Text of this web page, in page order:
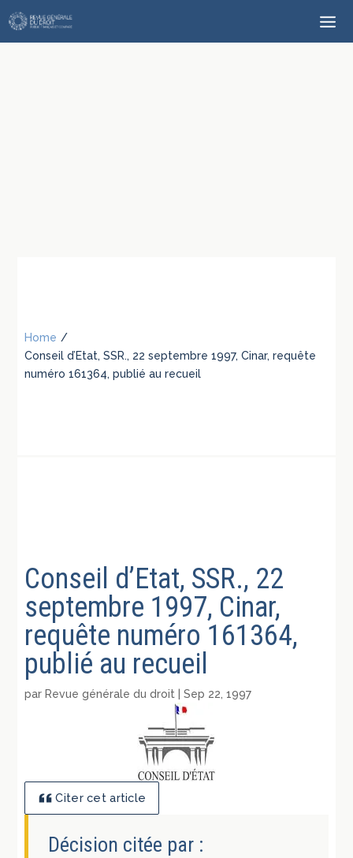
Home /
Conseil d’Etat, SSR., 22 septembre 1997, Cinar, requête
numéro 161364, publié au recueil
Conseil d’Etat, SSR., 22
septembre 1997, Cinar,
requête numéro 161364,
publié au recueil
par Revue générale du droit |Sep 22, 1997
Citer cet article
Décision citée par :